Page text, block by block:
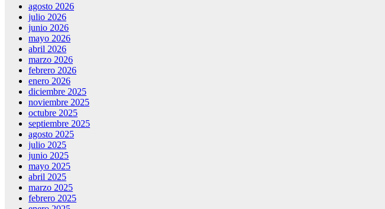
agosto 2026
julio 2026
junio 2026
mayo 2026
abril 2026
marzo 2026
febrero 2026
enero 2026
diciembre 2025
noviembre 2025
octubre 2025
septiembre 2025
agosto 2025
julio 2025
junio 2025
mayo 2025
abril 2025
marzo 2025
febrero 2025